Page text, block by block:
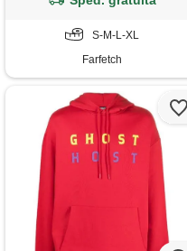
S-M-L-XL
Farfetch